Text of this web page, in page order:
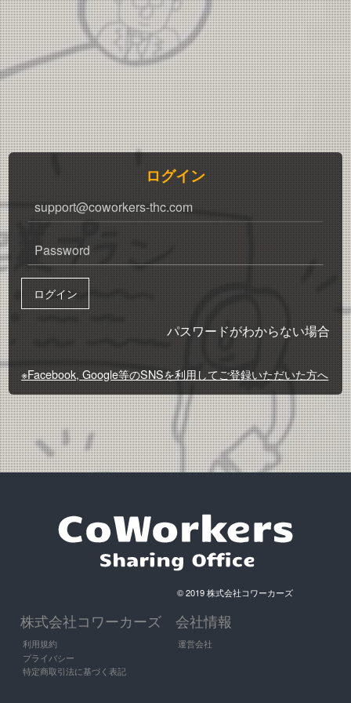
ログイン
パスワードがわからない場合
※Facebook, Google等のSNSを利用してご登録いただいた方へ
© 2019 株式会社コワーカーズ
株式会社コワーカーズ
利用規約
プライバシー
特定商取引法に基づく表記
会社情報
運営会社